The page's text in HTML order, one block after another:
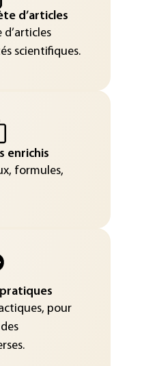
d’articles
scientifiques.
enrichis
formules,
pour